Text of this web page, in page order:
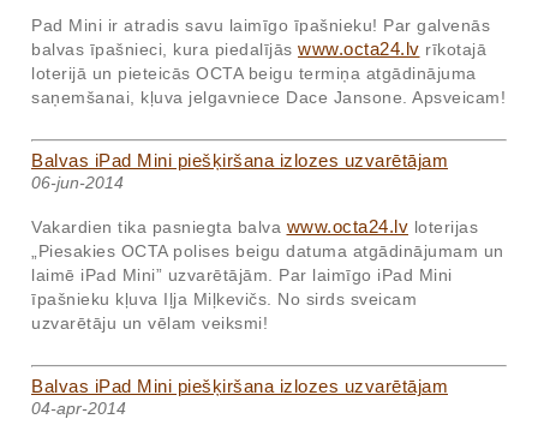
Pad Mini ir atradis savu laimīgo īpašnieku! Par galvenās
balvas īpašnieci, kura piedalījās www.octa24.lv rīkotajā
loterijā un pieteicās OCTA beigu termiņa atgādinājuma
saņemšanai, kļuva jelgavniece Dace Jansone. Apsveicam!
Balvas iPad Mini piešķiršana izlozes uzvarētājam
06-jun-2014
Vakardien tika pasniegta balva www.octa24.lv loterijas
„Piesakies OCTA polises beigu datuma atgādinājumam un
laimē iPad Mini” uzvarētājām. Par laimīgo iPad Mini
īpašnieku kļuva Iļja Miļkevičs. No sirds sveicam
uzvarētāju un vēlam veiksmi!
Balvas iPad Mini piešķiršana izlozes uzvarētājam
04-apr-2014